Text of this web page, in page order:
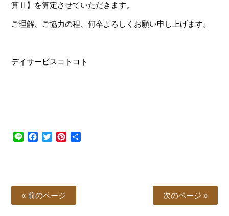
算Ⅱ】を算定させていただきます。
ご理解、ご協力の程、何卒よろしくお願い申し上げます。
デイサービスコトコト
Line Facebook
TwitterPinterest
« 前のページ 次のページ »